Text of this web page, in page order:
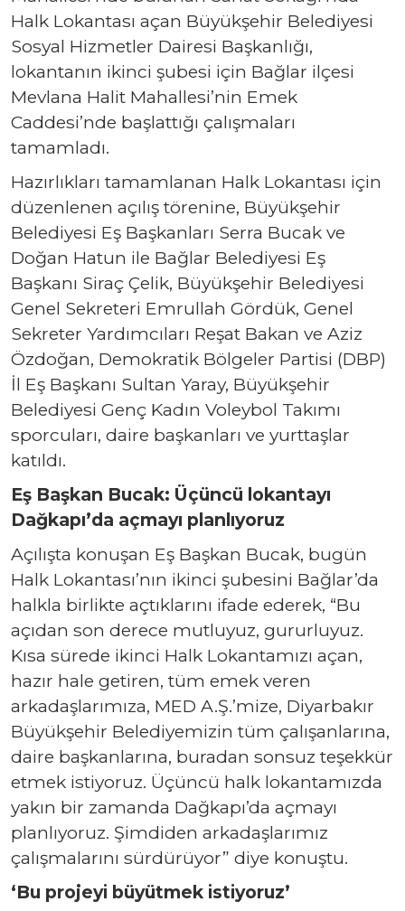
Halk Lokantası açan Büyükşehir Belediyesi
Sosyal Hizmetler Dairesi Başkanlığı,
lokantanın ikinci şubesi için Bağlar ilçesi
Mevlana Halit Mahallesi’nin Emek
Caddesi’nde başlattığı çalışmaları
tamamladı.
Hazırlıkları tamamlanan Halk Lokantası için
düzenlenen açılış törenine, Büyükşehir
Belediyesi Eş Başkanları Serra Bucak ve
Doğan Hatun ile Bağlar Belediyesi Eş
Başkanı Siraç Çelik, Büyükşehir Belediyesi
Genel Sekreteri Emrullah Gördük, Genel
Sekreter Yardımcıları Reşat Bakan ve Aziz
Özdoğan, Demokratik Bölgeler Partisi (DBP)
İl Eş Başkanı Sultan Yaray, Büyükşehir
Belediyesi Genç Kadın Voleybol Takımı
sporcuları, daire başkanları ve yurttaşlar
katıldı.
Eş Başkan Bucak: Üçüncü lokantayı
Dağkapı’da açmayı planlıyoruz
Açılışta konuşan Eş Başkan Bucak, bugün
Halk Lokantası’nın ikinci şubesini Bağlar’da
halkla birlikte açtıklarını ifade ederek, “Bu
açıdan son derece mutluyuz, gururluyuz.
Kısa sürede ikinci Halk Lokantamızı açan,
hazır hale getiren, tüm emek veren
arkadaşlarımıza, MED A.Ş.’mize, Diyarbakır
Büyükşehir Belediyemizin tüm çalışanlarına,
daire başkanlarına, buradan sonsuz teşekkür
etmek istiyoruz. Üçüncü halk lokantamızda
yakın bir zamanda Dağkapı’da açmayı
planlıyoruz. Şimdiden arkadaşlarımız
çalışmalarını sürdürüyor” diye konuştu.
‘Bu projeyi büyütmek istiyoruz’